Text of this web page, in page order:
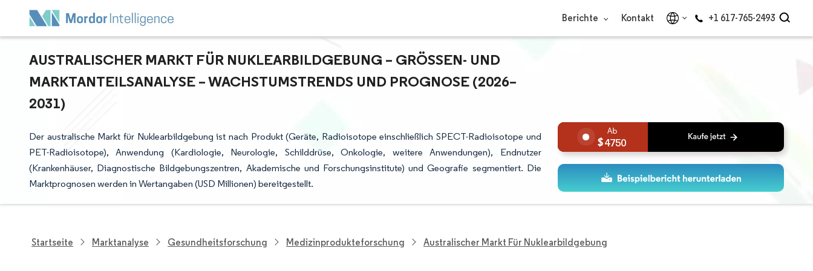
Berichte Kontakt +1 617-765-2493
AUSTRALISCHER MARKT FÜR NUKLEARBILDGEBUNG – GRÖSSEN- UND M
ARKTANTEILSANALYSE – WACHSTUMSTRENDS UND PROGNOSE (2026–2
031)
Der australische Markt für Nuklearbildgebung ist nach Produkt (Geräte, Radioisotope einschließlich SPECT-Radioisotope und
PET-Radioisotope), Anwendung (Kardiologie, Neurologie, Schilddrüse, Onkologie, weitere Anwendungen), Endnutzer
(Krankenhäuser, Diagnostische Bildgebungszentren, Akademische und Forschungsinstitute) und Geografie segmentiert. Die
Marktprognosen werden in Wertangaben (USD Millionen) bereitgestellt.
4750
Startseite Marktanalyse Gesundheitsforschung Medizinprodukteforschung Australischer Markt Für Nuklearbildgebung